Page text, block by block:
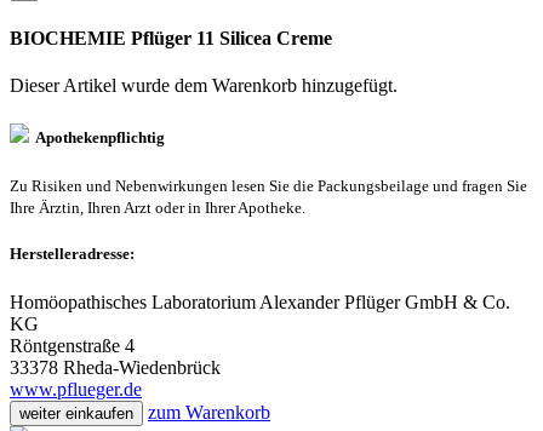
BIOCHEMIE Pflüger 11 Silicea Creme
Dieser Artikel wurde dem Warenkorb hinzugefügt.
Apothekenpflichtig
Zu Risiken und Nebenwirkungen lesen Sie die Packungsbeilage und fragen Sie
Ihre Ärztin, Ihren Arzt oder in Ihrer Apotheke.
Herstelleradresse:
Homöopathisches Laboratorium Alexander Pflüger GmbH & Co.
KG
Röntgenstraße 4
33378 Rheda-Wiedenbrück
www.pflueger.de
weiter einkaufen zum Warenkorb